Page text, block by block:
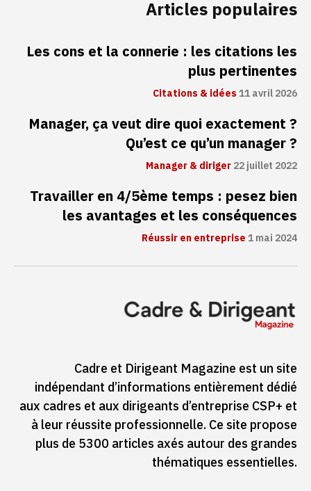
Articles populaires
Les cons et la connerie : les citations les
plus pertinentes
Citations & idées11 avril 2026
Manager, ça veut dire quoi exactement ?
Qu’est ce qu’un manager ?
Manager & diriger22 juillet 2022
Travailler en 4/5ème temps : pesez bien
les avantages et les conséquences
Réussir en entreprise1 mai 2024
Cadre et Dirigeant Magazine est un site
indépendant d’informations entièrement dédié
aux cadres et aux dirigeants d’entreprise CSP+ et
à leur réussite professionnelle. Ce site propose
plus de 5300 articles axés autour des grandes
thématiques essentielles.